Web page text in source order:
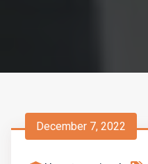
December 7, 2022